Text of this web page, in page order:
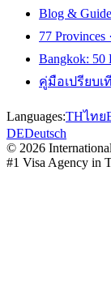
Blog &
77 Provinces
Bangkok: 50
คู่มือเปรียบเ
Languages:THไทย
DEDeutsch
© 2026
#1 Visa Agency in